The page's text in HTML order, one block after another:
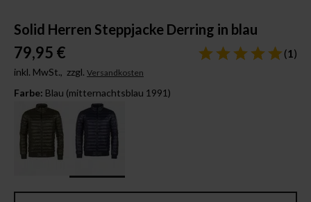
Solid Herren Steppjacke Derring in blau
79,95 €
inkl. MwSt., zzgl. Versandkosten
(1 )
Farbe: Blau (mitternachtsblau 1991)